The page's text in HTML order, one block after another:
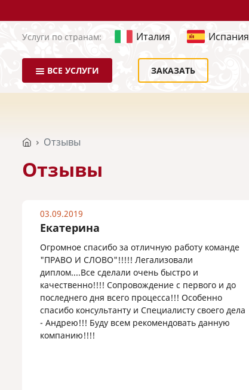
Услуги по странам: Италия Испания
ВСЕ УСЛУГИ ЗАКАЗАТЬ
Отзывы
Отзывы
03.09.2019
Екатерина
Огромное спасибо за отличную работу команде
"ПРАВО И СЛОВО"!!!!! Легализовали
диплом....Все сделали очень быстро и
качественно!!!! Сопровождение с первого и до
последнего дня всего процесса!!! Особенно
спасибо консультанту и Специалисту своего дела
- Андрею!!! Буду всем рекомендовать данную
компанию!!!!